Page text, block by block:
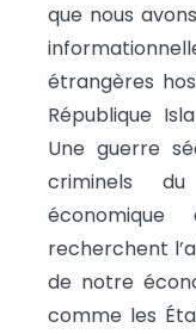
que nous
étrangères
République
Une guerre
criminels
recherchent
de notre
comme les